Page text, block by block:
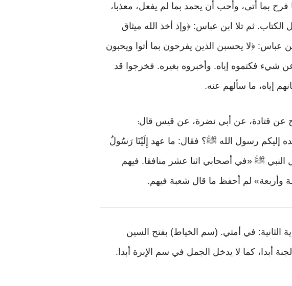
بما أتى، وأحب أن يحمد بما لم يفعل، معذبا،
ثم تلا ابن عباس: ﴿وإذ أخذ الله ميثاق
يكتمونه﴾ [٣ /آل عمران /١٨٧] هذه الآية. وتلا ابن عباس: ﴿لا يحسبن الذين يفرحون بما أتوا ويحبون
عباس: سألهم النبي ﷺ عن شيء فكتموه إياه. وأخبروه بغيره. فخرجوا قد
إياه، ما سألهم عنه.
:
إليكم رسول الله ﷺ؟ فقال: ما عهد إِلَيْنَا رَسُولُ
النبي ﷺ «في أصحابي اثنا عشر منافقا. فيهم
وأربعة» لم أحفظ ما قال شعبة فيهم.
الثانية: في أمتي. (سم الخياط) بفتح السين
أبدا، كما لا يدخل الجمل في سم الإبرة أبدا.